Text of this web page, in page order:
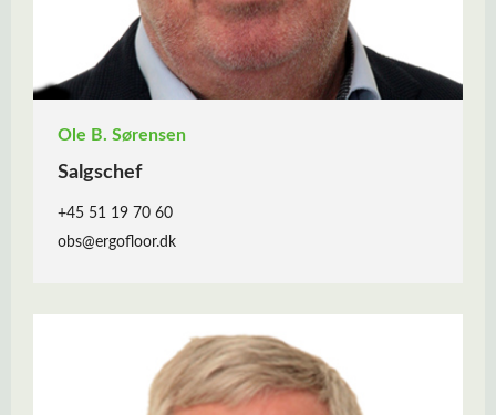
Ole B. Sørensen
Salgschef
+45 51 19 70 60
obs@ergofloor.dk